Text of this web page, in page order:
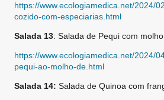
https://www.ecologiamedica.net/2024/
cozido-com-especiarias.html
Salada 13: Salada de Pequi com
https://www.ecologiamedica.net/2024/
pequi-ao-molho-de.html
Salada 14: Salada de Quinoa com